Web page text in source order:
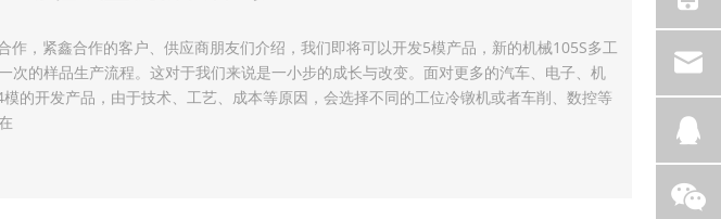
，紧鑫合作的客户、供应商朋友们介绍，我们即将可以开发5模产品，新的机械105S多工
次的样品生产流程。这对于我们来说是一小步的成长与改变。面对更多的汽车、电子、机
的开发产品，由于技术、工艺、成本等原因，会选择不同的工位冷镦机或者车削、数控等